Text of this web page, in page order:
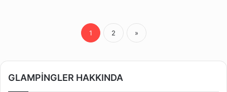
1 2 »
GLAMPİNGLER HAKKINDA